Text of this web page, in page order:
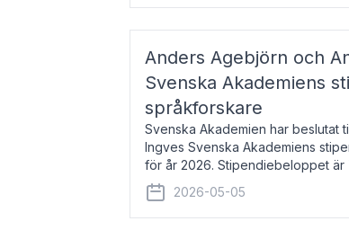
Anders Agebjörn och
Svenska Akademiens
språkforskare
Svenska Akademien har beslutat
Ingves Svenska Akademiens
för år 2026. Stipendiebeloppet
Agebjörn, född 1984, är universitet
2026-05-05